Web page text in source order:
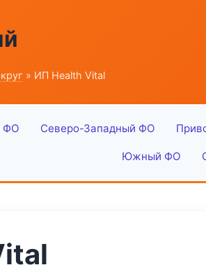
» ИП Health Vital
ФО Северо-Западный ФО
Южный ФО